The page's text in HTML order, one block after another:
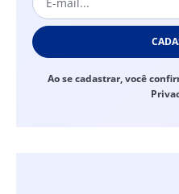
Ao se cadastrar, você